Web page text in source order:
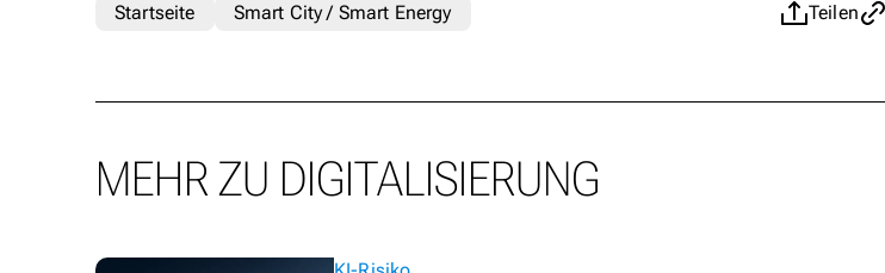
Teilen
Startseite Smart City / Smart Energy
MEHR ZU DIGITALISIERUNG